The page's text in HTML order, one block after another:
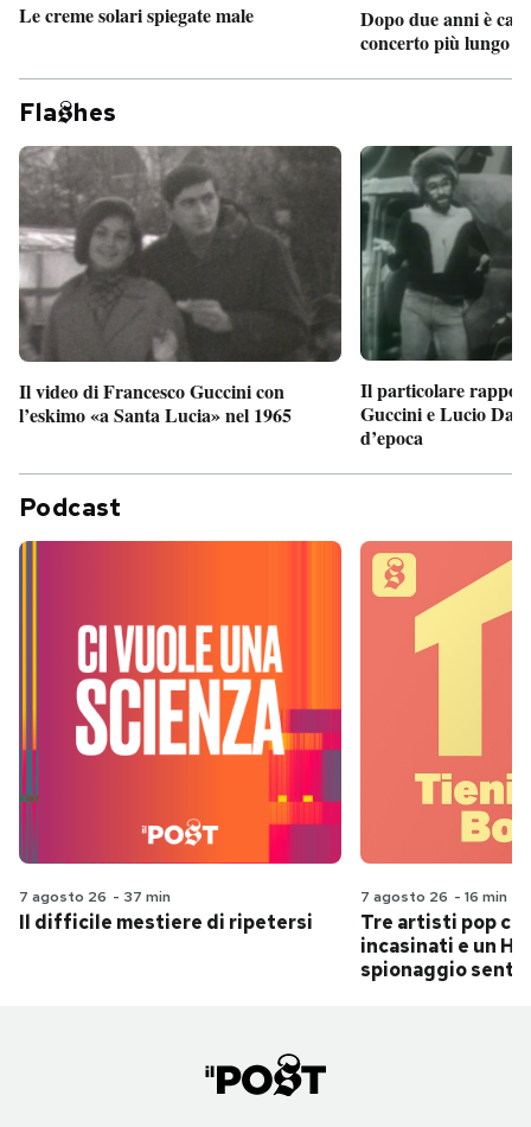
Le creme solari spiegate male
Dopo due anni è
concerto più lungo
Fla hes
Il video di Francesco Guccini con
l’eskimo «a Santa Lucia» nel 1965
Il particolare
Guccini e Lucio
d’epoca
Podcast
7 agosto 26 - 37 min
Il difficile mestiere di ripetersi
7 agosto 26 - 16 min
Tre artisti pop
incasinati e un
spionaggio